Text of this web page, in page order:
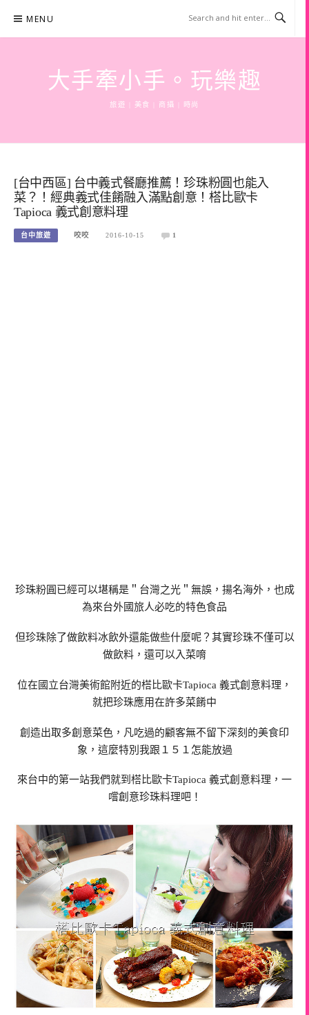
content
MENU
大手牽小手。玩樂趣
旅遊 | 美食 | 商攝 | 時尚
[台中西區] 台中義式餐廳推薦！珍珠粉圓也能入
菜？！經典義式佳餚融入滿點創意！榙比歐卡
Tapioca 義式創意料理
台中旅遊 咬咬 2016-10-15 1
珍珠粉圓已經可以堪稱是＂台灣之光＂無誤，揚名海外，也成
為來台外國旅人必吃的特色食品
但珍珠除了做飲料冰飲外還能做些什麼呢？其實珍珠不僅可以
做飲料，還可以入菜唷
位在國立台灣美術館附近的榙比歐卡Tapioca 義式創意料理，
就把珍珠應用在許多菜餚中
創造出取多創意菜色，凡吃過的顧客無不留下深刻的美食印
象，這麼特別我跟１５１怎能放過
來台中的第一站我們就到榙比歐卡Tapioca 義式創意料理，一
嚐創意珍珠料理吧！